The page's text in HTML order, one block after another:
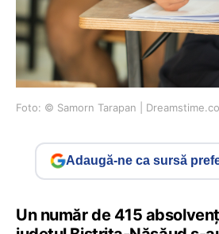
Foto: © Samorn Tarapan |
Adaugă-ne ca sursă
Un număr de 415